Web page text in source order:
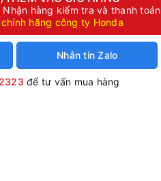
hàng kiểm tra và thanh toán
hãng công ty Honda
Nhắn tin Zalo
để tư vấn mua hàng